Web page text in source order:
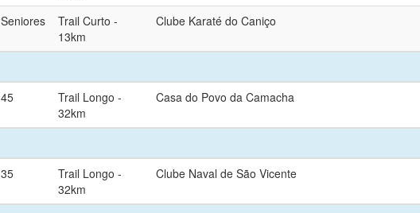
Seniores
Trail Curto -
13km
Clube Karaté do Caniço
45
Trail Longo -
32km
Casa do Povo da Camacha
35
Trail Longo -
32km
Clube Naval de São Vicente